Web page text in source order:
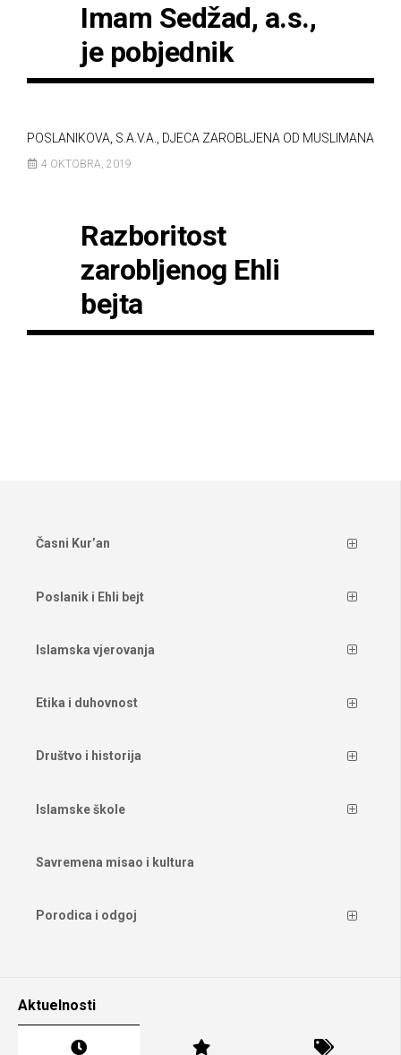
Imam Sedžad, a.s.,
je pobjednik
POSLANIKOVA, S.A.V.A., DJECA ZAROBLJENA OD MUSLIMANA
4 OKTOBRA, 2019
Razboritost
zarobljenog Ehli
bejta
Časni Kur’an
Poslanik i Ehli bejt
Islamska vjerovanja
Etika i duhovnost
Društvo i historija
Islamske škole
Savremena misao i kultura
Porodica i odgoj
Aktuelnosti